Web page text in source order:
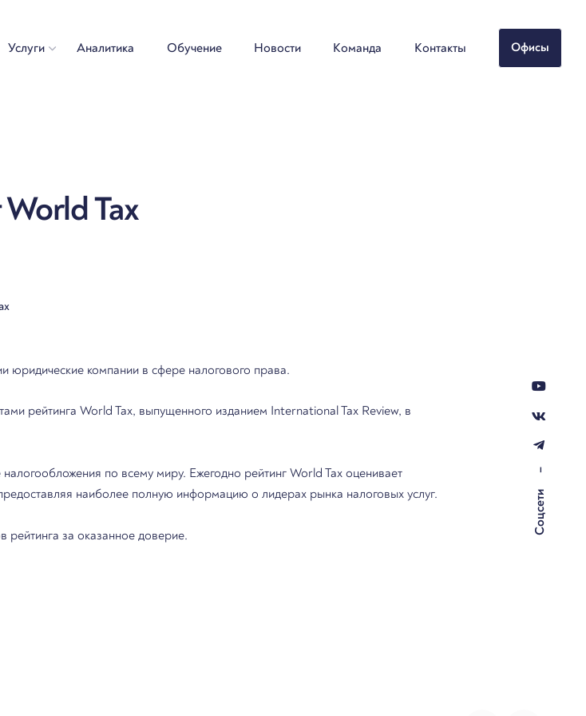
Соцсети
Услуги Аналитика Обучение Новости Команда Контакты Офисы
Tax
юридические компании в сфере налогового права.
рейтинга World Tax, выпущенного изданием International Tax Review, в
по всему миру. Ежегодно рейтинг World Tax оценивает
наиболее полную информацию о лидерах рынка налоговых услуг.
за оказанное доверие.